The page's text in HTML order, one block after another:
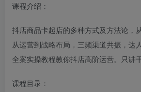
课程介绍：
抖店商品卡起店的多种方式及方法论，
从运营到战略布局，三频渠道共振，达
全案实操教程教你抖店高阶运营。只讲
课程目录：